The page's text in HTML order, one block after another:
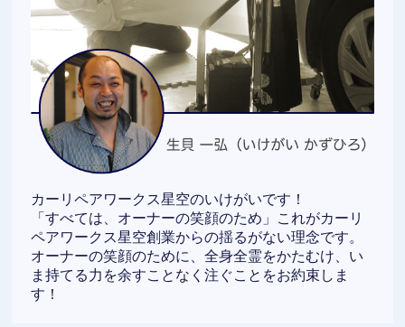
カーリペアワークス星空のいけがいです！
「すべては、オーナーの笑顔のため」これがカーリ
ペアワークス星空創業からの揺るがない理念です。
オーナーの笑顔のために、全身全霊をかたむけ、い
ま持てる力を余すことなく注ぐことをお約束しま
す！